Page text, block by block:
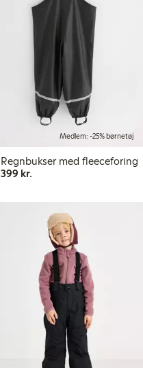
Medlem: -25% børnetøj
Regnbukser med fleeceforing
399 kr.399,00 kr.